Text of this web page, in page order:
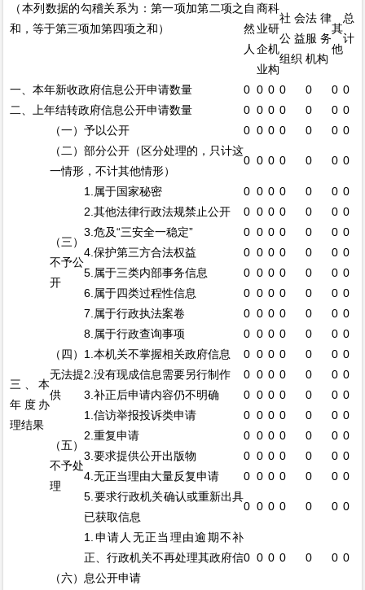
（本列数据的勾稽关系为：第一项加第二项之
和，等于第三项加第四项之和）
自
然
人
总
计
商
业
企
业
科
研
机
构
社会
公益
组织
法律
服务
机构
其
他
一、本年新收政府信息公开申请数量 0 0 0 0 0 0 0
二、上年结转政府信息公开申请数量
0 0 0 0 0 0 0
三、本
年度办
理结果
（一）予以公开 0 0 0 0 0 0 0
（二）部分公开（区分处理的，只计这
一情形，不计其他情形）
0 0 0 0 0 0 0
（三）
不予公
开
1.属于国家秘密 0 0 0 0 0 0 0
2.其他法律行政法规禁止公开
0 0 0 0 0 0 0
3.危及“三安全一稳定”
0 0 0 0 0 0 0
4.保护第三方合法权益
0 0 0 0 0 0 0
5.属于三类内部事务信息
0 0 0 0 0 0 0
6.属于四类过程性信息
0 0 0 0 0 0 0
7.属于行政执法案卷
0 0 0 0 0 0 0
8.属于行政查询事项
0 0 0 0 0 0 0
（四）
无法提
供
1.本机关不掌握相关政府信息 0 0 0 0 0 0 0
2.没有现成信息需要另行制作
0 0 0 0 0 0 0
3.补正后申请内容仍不明确
0 0 0 0 0 0 0
（五）
不予处
理
1.信访举报投诉类申请 0 0 0 0 0 0 0
2.重复申请
0 0 0 0 0 0 0
3.要求提供公开出版物
0 0 0 0 0 0 0
4.无正当理由大量反复申请
0 0 0 0 0 0 0
5.要求行政机关确认或重新出具
已获取信息
0 0 0 0 0 0 0
（六）
1.申请人无正当理由逾期不补
正、行政机关不再处理其政府信
息公开申请
0 0 0 0 0 0 0